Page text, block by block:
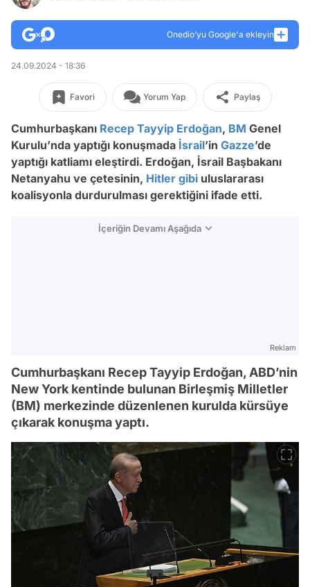
Onedio’yu Google'a ekleyin
24.09.2024 - 18:36
Favori Yorum Yap Paylaş
Cumhurbaşkanı Recep Tayyip Erdoğan, BM Genel
Kurulu’nda yaptığı konuşmada İsrail’in Gazze’de
yaptığı katliamı eleştirdi. Erdoğan, İsrail Başbakanı
Netanyahu ve çetesinin, Hitler gibi uluslararası
koalisyonla durdurulması gerektiğini ifade etti.
İçeriğin Devamı Aşağıda
Reklam
Cumhurbaşkanı Recep Tayyip Erdoğan, ABD’nin
New York kentinde bulunan Birleşmiş Milletler
(BM) merkezinde düzenlenen kurulda kürsüye
çıkarak konuşma yaptı.